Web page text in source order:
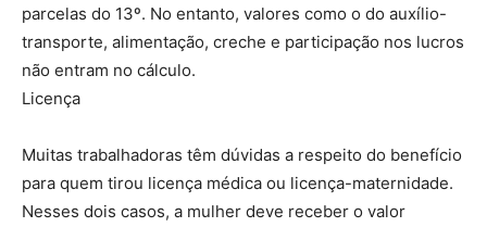
parcelas do 13º. No entanto, valores como o do auxílio-
transporte, alimentação, creche e participação nos lucros
não entram no cálculo.
Licença
Muitas trabalhadoras têm dúvidas a respeito do benefício
para quem tirou licença médica ou licença-maternidade.
Nesses dois casos, a mulher deve receber o valor